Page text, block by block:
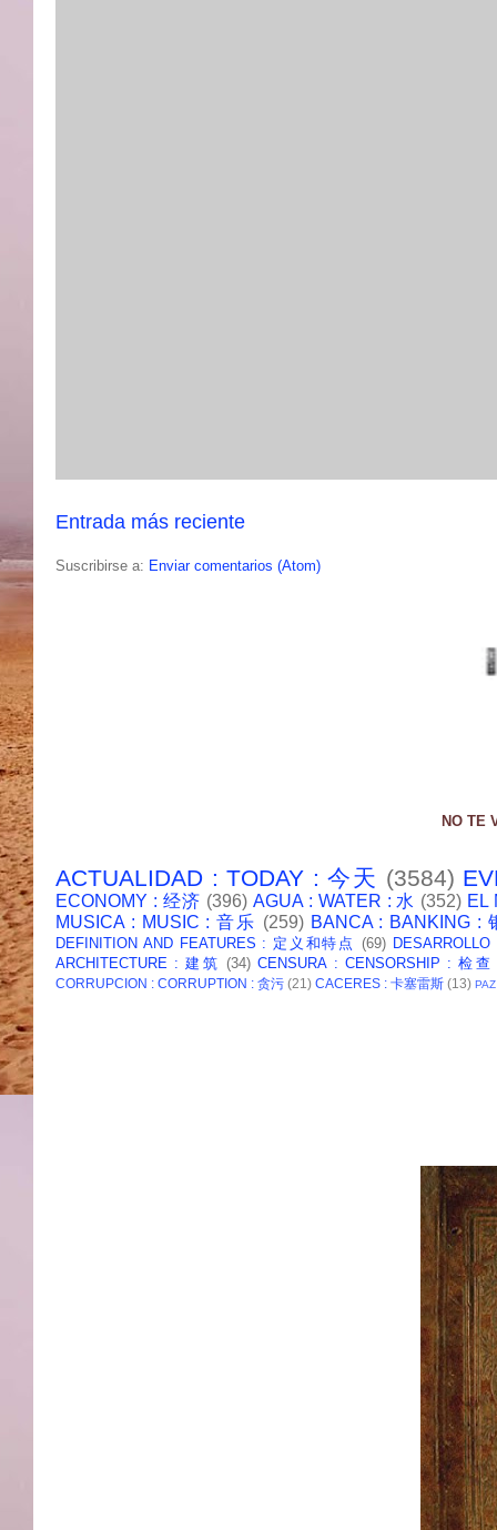
Entrada más reciente
Suscribirse a: Enviar comentarios (Atom)
NO TE
ACTUALIDAD : TODAY : 今天 (3584)
ECONOMY : 经济 (396) AGUA : WATER : 水 (352) EL
MUSICA : MUSIC : 音乐 (259) BANCA : BANKING :
DEFINITION AND FEATURES : 定义和特点 (69)
ARCHITECTURE : 建筑 (34) CENSURA : CENSORSHIP : 检查
CORRUPCION : CORRUPTION : 贪污 (21) CACERES : 卡塞雷斯 (13)